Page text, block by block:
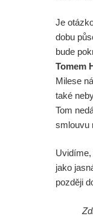
Je
dobu
bude
Tomem
Milese
také
Tom
smlouvu
jako
později